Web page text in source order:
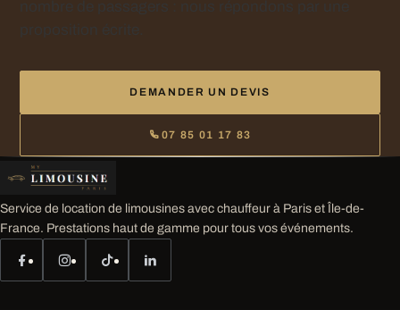
DEMANDER UN DEVIS
07 85 01 17 83
Service de location de limousines avec chauffeur à Paris et Île-de-
France. Prestations haut de gamme pour tous vos événements.